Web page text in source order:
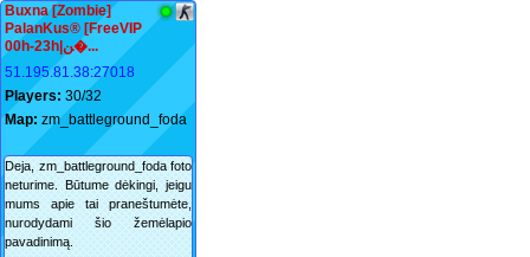
Buxna [Zombie]
PalanKus® [FreeVIP
00h-23h|ﻦ�...
51.195.81.38:27018
Players: 30/32
Map: zm_battleground_foda
Deja, zm_battleground_foda foto
neturime. Būtume dėkingi, jeigu
mums apie tai praneštumėte,
nurodydami šio žemėlapio
pavadinimą.